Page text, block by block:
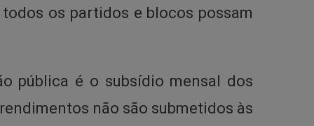
os partidos e blocos possam
pública é o subsídio mensal dos
não são submetidos às